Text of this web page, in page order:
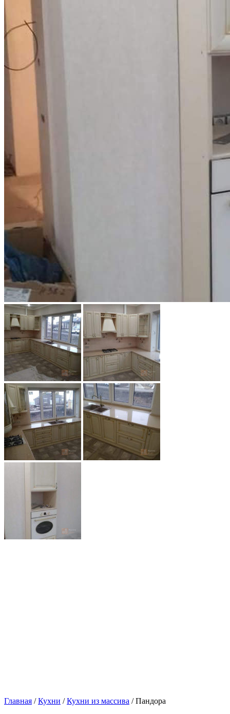
Главная /Кухни /Кухни из массива / Пандора